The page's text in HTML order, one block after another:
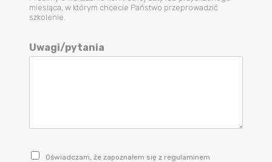
miesiąca, w którym chcecie Państwo przeprowadzić
szkolenie.
Uwagi/pytania
Oświadczam, że zapoznałem się z regulaminem